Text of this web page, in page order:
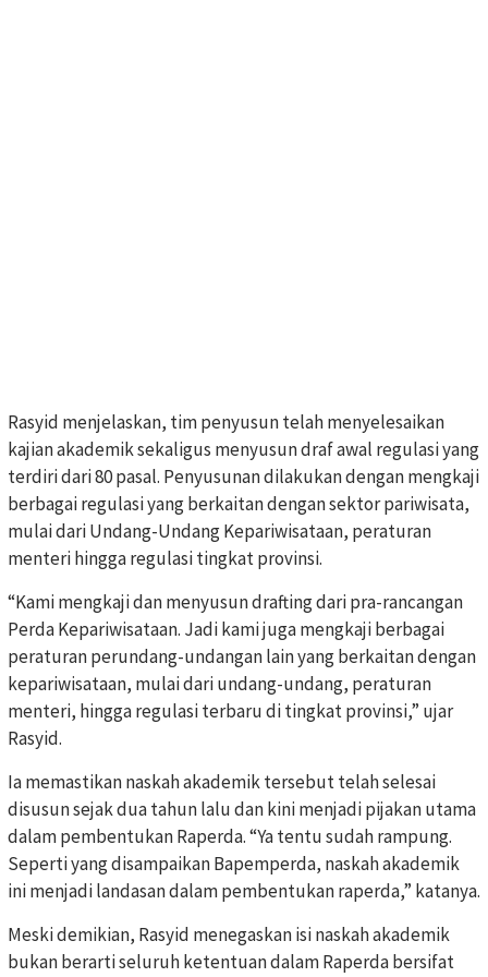
Rasyid menjelaskan, tim penyusun telah menyelesaikan
kajian akademik sekaligus menyusun draf awal regulasi yang
terdiri dari 80 pasal. Penyusunan dilakukan dengan mengkaji
berbagai regulasi yang berkaitan dengan sektor pariwisata,
mulai dari Undang-Undang Kepariwisataan, peraturan
menteri hingga regulasi tingkat provinsi.
“Kami mengkaji dan menyusun drafting dari pra-rancangan
Perda Kepariwisataan. Jadi kami juga mengkaji berbagai
peraturan perundang-undangan lain yang berkaitan dengan
kepariwisataan, mulai dari undang-undang, peraturan
menteri, hingga regulasi terbaru di tingkat provinsi,” ujar
Rasyid.
Ia memastikan naskah akademik tersebut telah selesai
disusun sejak dua tahun lalu dan kini menjadi pijakan utama
dalam pembentukan Raperda. “Ya tentu sudah rampung.
Seperti yang disampaikan Bapemperda, naskah akademik
ini menjadi landasan dalam pembentukan raperda,” katanya.
Meski demikian, Rasyid menegaskan isi naskah akademik
bukan berarti seluruh ketentuan dalam Raperda bersifat